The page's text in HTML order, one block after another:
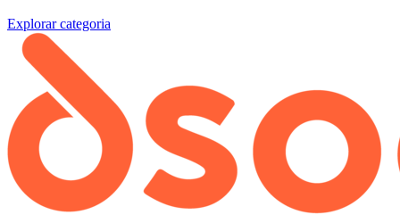
Explorar categoria